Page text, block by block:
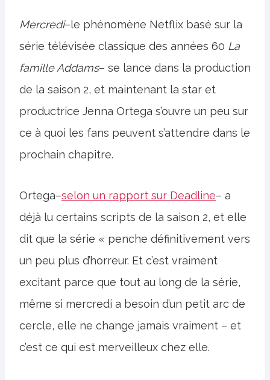
Mercredi–le phénomène Netflix basé sur la
série télévisée classique des années 60 La
famille Addams– se lance dans la production
de la saison 2, et maintenant la star et
productrice Jenna Ortega s’ouvre un peu sur
ce à quoi les fans peuvent s’attendre dans le
prochain chapitre.
Ortega–selon un rapport sur Deadline– a
déjà lu certains scripts de la saison 2, et elle
dit que la série « penche définitivement vers
un peu plus d’horreur. Et c’est vraiment
excitant parce que tout au long de la série,
même si mercredi a besoin d’un petit arc de
cercle, elle ne change jamais vraiment – ​​et
c’est ce qui est merveilleux chez elle.